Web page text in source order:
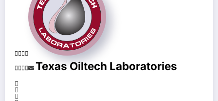
Texas Oiltech Laboratories